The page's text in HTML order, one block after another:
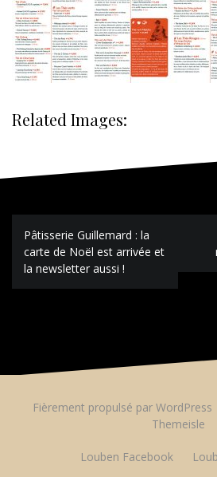
Related Images:
Navigation
de
l’article
Pâtisserie Guillemard : la
carte de Noël est arrivée et
la newsletter aussi !
Fièrement propulsé par WordPress
Themeisle
Louben Facebook